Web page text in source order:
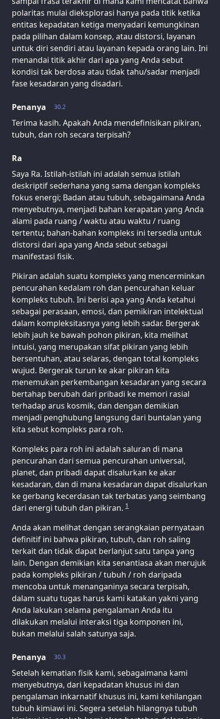
polaritas mulai dieksplorasi hanya pada titik ketika
entitas kepadatan ketiga menyadari kemungkinan
pada pilihan dalam konsep, atau distorsi, layanan
untuk diri sendiri atau layanan kepada orang lain. Ini
menandai titik akhir dari apa yang Anda sebut
kondisi tak berdosa atau tidak tahu/sadar menjadi
fase kesadaran yang disadari.
30.2
Penanya
Terima kasih. Apakah Anda mendefinisikan pikiran,
tubuh, dan roh secara terpisah?
Ra
Saya Ra. Istilah-istilah ini adalah semua istilah
deskriptif sederhana yang sama dengan kompleks
fokus energi; Badan atau tubuh, sebagaimana Anda
menyebutnya, menjadi bahan kerapatan yang Anda
alami pada ruang / waktu atau waktu / ruang
tertentu; bahan-bahan kompleks ini tersedia untuk
distorsi dari apa yang Anda sebut sebagai
manifestasi fisik.
Pikiran adalah suatu kompleks yang mencerminkan
pencurahan kedalam roh dan pencurahan keluar
kompleks tubuh. Ini berisi apa yang Anda ketahui
sebagai perasaan, emosi, dan pemikiran intelektual
dalam kompleksitasnya yang lebih sadar. Bergerak
lebih jauh ke bawah pohon pikiran, kita melihat
intuisi, yang merupakan sifat pikiran yang lebih
bersentuhan, atau selaras, dengan total kompleks
wujud. Bergerak turun ke akar pikiran kita
menemukan perkembangan kesadaran yang secara
bertahap berubah dari pribadi ke memori rasial
terhadap arus kosmik, dan dengan demikian
menjadi penghubung langsung dari buntalan yang
kita sebut kompleks para roh.
Kompleks para roh ini adalah saluran di mana
pencurahan dari semua pencurahan universal,
planet, dan pribadi dapat disalurkan ke akar
kesadaran, dan di mana kesadaran dapat disalurkan
ke gerbang kecerdasan tak terbatas yang seimbang
dari energi tubuh dan pikiran. 1
Anda akan melihat dengan serangkaian pernyataan
definitif ini bahwa pikiran, tubuh, dan roh saling
terkait dan tidak dapat berlanjut satu tanpa yang
lain. Dengan demikian kita senantiasa akan merujuk
pada kompleks pikiran / tubuh / roh daripada
mencoba untuk menanganinya secara terpisah,
dalam suatu tugas harus kami katakan yakni yang
Anda lakukan selama pengalaman Anda itu
dilakukan melalui interaksi tiga komponen ini,
bukan melalui salah satunya saja.
30.3
Penanya
Setelah kematian fisik kami, sebagaimana kami
menyebutnya, dari kepadatan khusus ini dan
pengalaman inkarnatif khusus ini, kami kehilangan
tubuh kimiawi ini. Segera setelah hilangnya tubuh